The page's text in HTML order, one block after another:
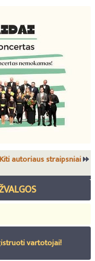
Kiti autoriaus straipsniai
vartotojai!